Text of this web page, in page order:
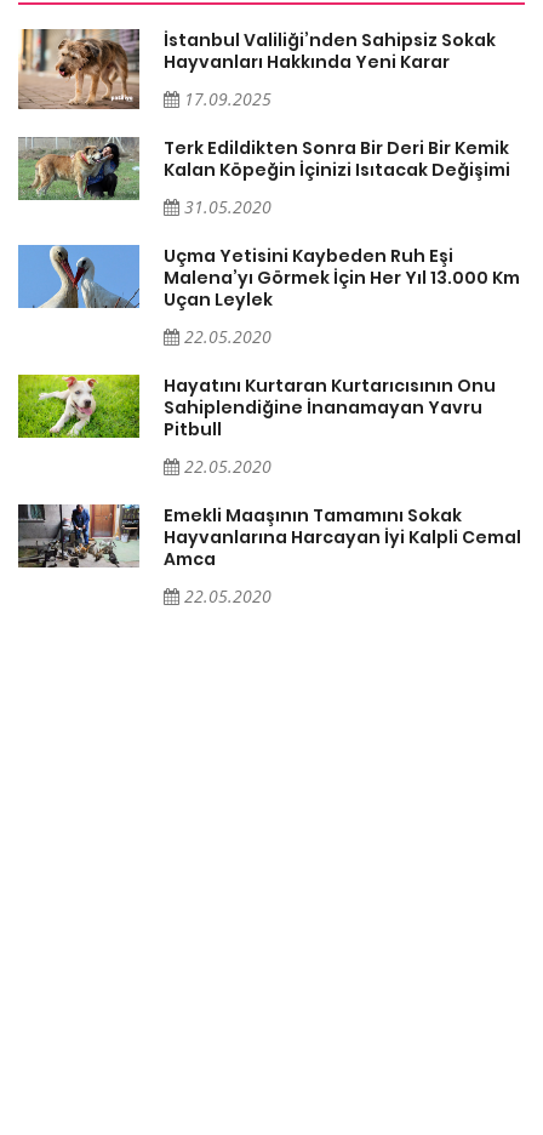
İstanbul Valiliği’nden Sahipsiz Sokak
Hayvanları Hakkında Yeni Karar
17.09.2025
Terk Edildikten Sonra Bir Deri Bir Kemik
Kalan Köpeğin İçinizi Isıtacak Değişimi
31.05.2020
Uçma Yetisini Kaybeden Ruh Eşi
Malena’yı Görmek İçin Her Yıl 13.000 Km
Uçan Leylek
22.05.2020
Hayatını Kurtaran Kurtarıcısının Onu
Sahiplendiğine İnanamayan Yavru
Pitbull
22.05.2020
Emekli Maaşının Tamamını Sokak
Hayvanlarına Harcayan İyi Kalpli Cemal
Amca
22.05.2020